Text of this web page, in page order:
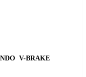
V-BRAKE